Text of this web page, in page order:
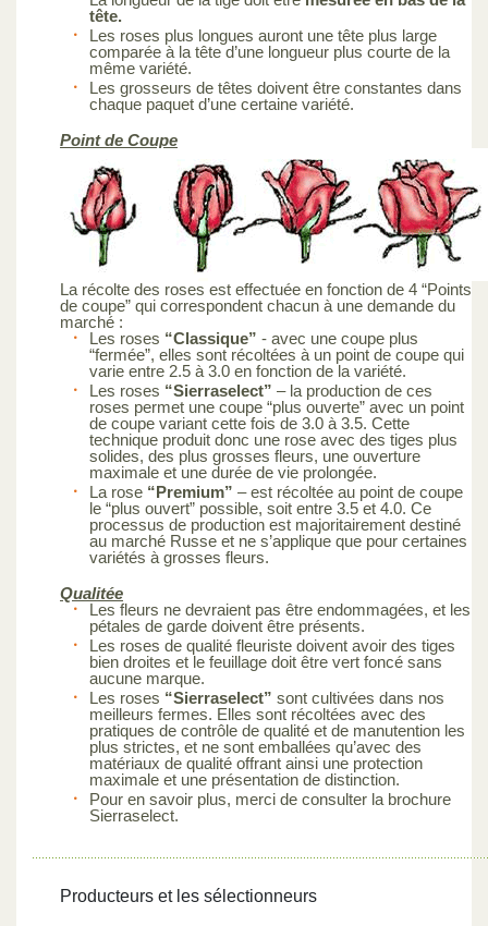
tête.
Les roses plus longues auront une tête plus large
comparée à la tête d’une longueur plus courte de la
même variété.
Les grosseurs de têtes doivent être constantes dans
chaque paquet d’une certaine variété.
Point de Coupe
La récolte des roses est effectuée en fonction de 4 “Points
de coupe” qui correspondent chacun à une demande du
marché :
Les roses “Classique” - avec une coupe plus
“fermée”, elles sont récoltées à un point de coupe qui
varie entre 2.5 à 3.0 en fonction de la variété.
Les roses “Sierraselect” – la production de ces
roses permet une coupe “plus ouverte” avec un point
de coupe variant cette fois de 3.0 à 3.5. Cette
technique produit donc une rose avec des tiges plus
solides, des plus grosses fleurs, une ouverture
maximale et une durée de vie prolongée.
La rose “Premium” – est récoltée au point de coupe
le “plus ouvert” possible, soit entre 3.5 et 4.0. Ce
processus de production est majoritairement destiné
au marché Russe et ne s’applique que pour certaines
variétés à grosses fleurs.
Qualitée
Les fleurs ne devraient pas être endommagées, et les
pétales de garde doivent être présents.
Les roses de qualité fleuriste doivent avoir des tiges
bien droites et le feuillage doit être vert foncé sans
aucune marque.
Les roses “Sierraselect” sont cultivées dans nos
meilleurs fermes. Elles sont récoltées avec des
pratiques de contrôle de qualité et de manutention les
plus strictes, et ne sont emballées qu’avec des
matériaux de qualité offrant ainsi une protection
maximale et une présentation de distinction.
Pour en savoir plus, merci de consulter la brochure
Sierraselect.
Producteurs et les sélectionneurs